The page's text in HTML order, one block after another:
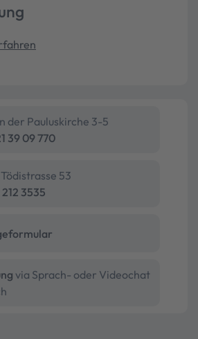
der Pauluskirche 3-5
39 09 770
Tödistrasse 53
3535
via Sprach- oder Videochat